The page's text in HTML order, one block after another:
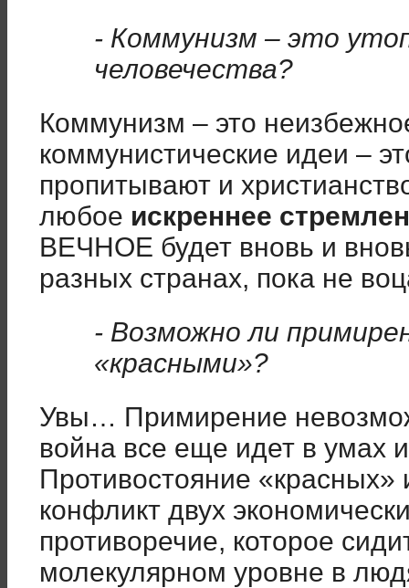
- Коммунизм – это
человечества?
Коммунизм – это
коммунистические идеи –
пропитывают и
любое искреннее
ВЕЧНОЕ будет вновь и
разных странах, пока не
- Возможно ли
«красными»?
Увы… Примирение
война все еще идет в умах
Противостояние «красных»
конфликт двух
противоречие, которое
молекулярном уровне в